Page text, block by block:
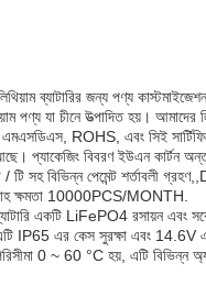
ব্যাটারির জন্য পণ্য
পণ্য যা চীনে উত্পাদিত হয়। আমাদের
ROHS, এবং সিই
প্যাকেজিং বিবরণ ইউএন কার্টন
সহ বিভিন্ন পেমেন্ট শর্তাবলী
ক্ষমতা 10000PCS/MONTH.
একটি LiFePO4 রসায়ন এবং
IP65 এর কেস সুরক্ষা এবং 14.6V
0 ~ 60 °C হয়, এটি বিভিন্ন